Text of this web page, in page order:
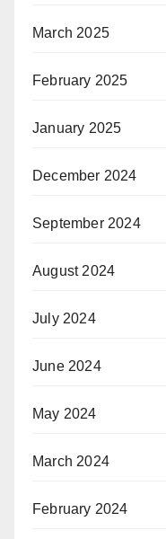
March 2025
February 2025
January 2025
December 2024
September 2024
August 2024
July 2024
June 2024
May 2024
March 2024
February 2024